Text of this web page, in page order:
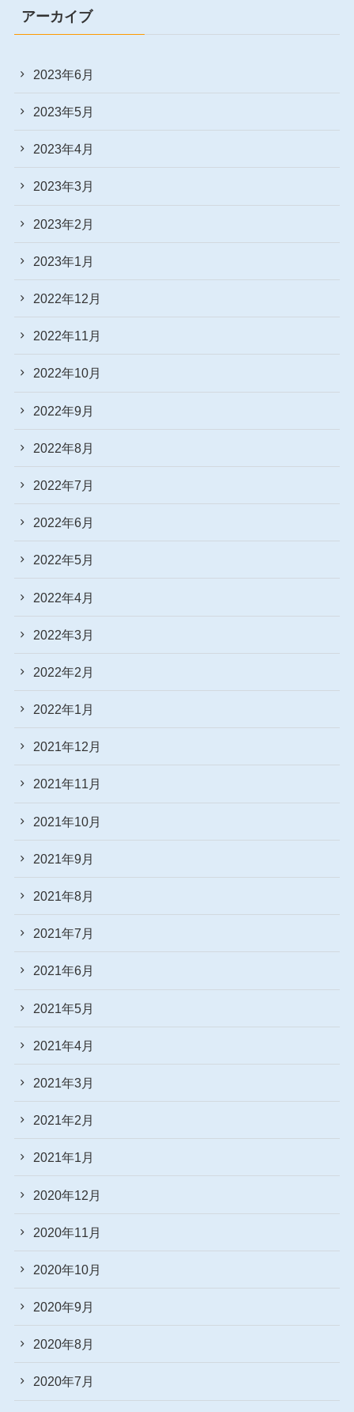
アーカイブ
2023年6月
2023年5月
2023年4月
2023年3月
2023年2月
2023年1月
2022年12月
2022年11月
2022年10月
2022年9月
2022年8月
2022年7月
2022年6月
2022年5月
2022年4月
2022年3月
2022年2月
2022年1月
2021年12月
2021年11月
2021年10月
2021年9月
2021年8月
2021年7月
2021年6月
2021年5月
2021年4月
2021年3月
2021年2月
2021年1月
2020年12月
2020年11月
2020年10月
2020年9月
2020年8月
2020年7月